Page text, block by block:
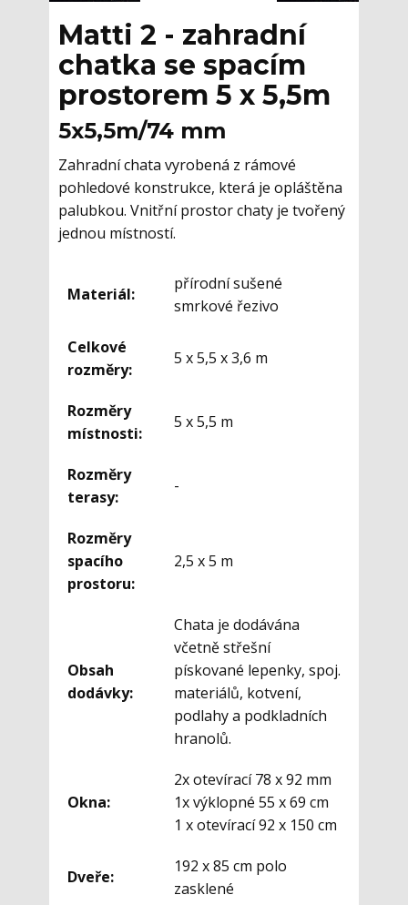
Matti 2 - zahradní
chatka se spacím
prostorem 5 x 5,5m
5x5,5m/74 mm
Zahradní chata vyrobená z rámové
pohledové konstrukce, která je opláštěna
palubkou. Vnitřní prostor chaty je tvořený
jednou místností.
Materiál:
přírodní sušené
smrkové řezivo
Celkové
rozměry:
5 x 5,5 x 3,6 m
Rozměry
místnosti:
5 x 5,5 m
Rozměry
terasy:
-
Rozměry
spacího
prostoru:
2,5 x 5 m
Obsah
dodávky:
Chata je dodávána
včetně střešní
pískované lepenky, spoj.
materiálů, kotvení,
podlahy a podkladních
hranolů.
Okna:
2x otevírací 78 x 92 mm
1x výklopné 55 x 69 cm
1 x otevírací 92 x 150 cm
Dveře:
192 x 85 cm polo
zasklené